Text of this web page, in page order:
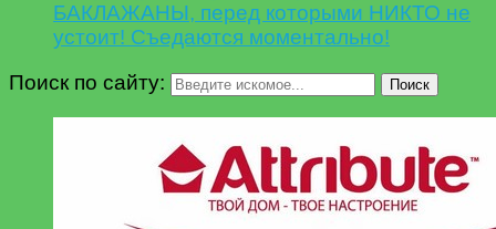
БАКЛАЖАНЫ, перед которыми НИКТО не
устоит! Съедаются моментально!
Поиск по сайту:
Поиск